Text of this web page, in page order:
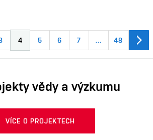
4 5 6 7 … 48
vědy a výzkumu
VÍCE O PROJEKTECH